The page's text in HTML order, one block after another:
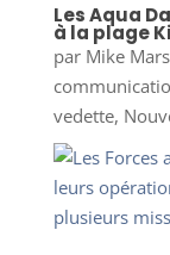
Les Aqua
à la plage
par Mike
vedette,